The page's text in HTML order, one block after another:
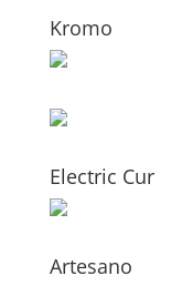
Kromo
Electric Cur
Artesano